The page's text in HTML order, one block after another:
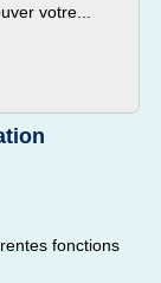
votre...
fonctions